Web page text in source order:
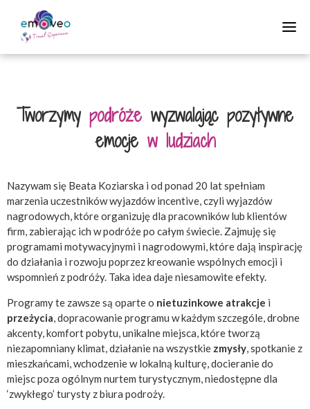
content
Tworzymy podróże wyzwalając pozytywne
emocje w ludziach
Nazywam się Beata Koziarska i od ponad 20 lat spełniam
marzenia uczestników wyjazdów incentive, czyli wyjazdów
nagrodowych, które organizuję dla pracowników lub klientów
firm, zabierając ich w podróże po całym świecie. Zajmuję się
programami motywacyjnymi i nagrodowymi, które dają inspirację
do działania i rozwoju poprzez kreowanie wspólnych emocji i
wspomnień z podróży. Taka idea daje niesamowite efekty.
Programy te zawsze są oparte o nietuzinkowe atrakcje i
przeżycia , dopracowanie programu w każdym szczególe, drobne
akcenty, komfort pobytu, unikalne miejsca, które tworzą
niezapomniany klimat, działanie na wszystkie zmysły , spotkanie z
mieszkańcami, wchodzenie w lokalną kulturę, docieranie do
miejsc poza ogólnym nurtem turystycznym, niedostępne dla
‘zwykłego’ turysty z biura podroży.